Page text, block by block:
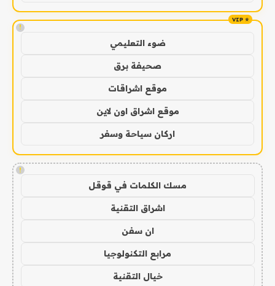
!
ضوء التعليمي
صحيفة برق
موقع اشراقات
موقع اشراق اون لاين
اركان سياحة وسفر
!
مسك الكلمات في قوقل
اشراق التقنية
ان سفن
مرابع التكنولوجيا
خيال التقنية